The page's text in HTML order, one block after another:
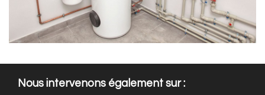
Nous intervenons également sur :